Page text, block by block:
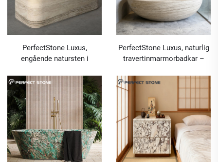
PerfectStone Luxus,
engående natursten i
badkar – design för
PerfectStone Luxus, naturlig
travertinmarmorbadkar –
byggprojekt